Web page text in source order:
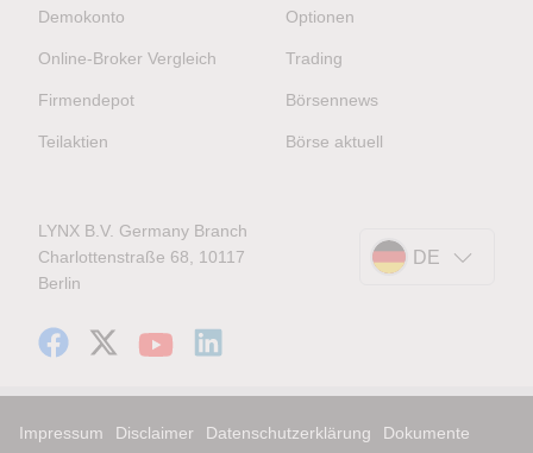
Demokonto
Online-Broker Vergleich
Firmendepot
Teilaktien
Optionen
Trading
Börsennews
Börse aktuell
LYNX B.V. Germany Branch
Charlottenstraße 68, 10117
Berlin
DE
Impressum Disclaimer Datenschutzerklärung
Dokumente